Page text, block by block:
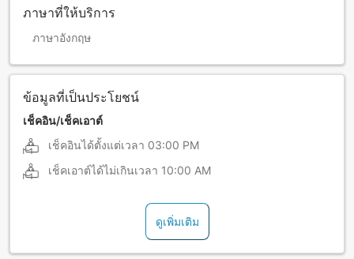
ภาษาที่ให้บริการ
ภาษาอังกฤษ
ข้อมูลที่เป็นประโยชน์
เช็คอิน/เช็คเอาต์
เช็คอินได้ตั้งแต่เวลา 03:00 PM
เช็คเอาต์ได้ไม่เกินเวลา 10:00 AM
ดูเพิ่มเติม